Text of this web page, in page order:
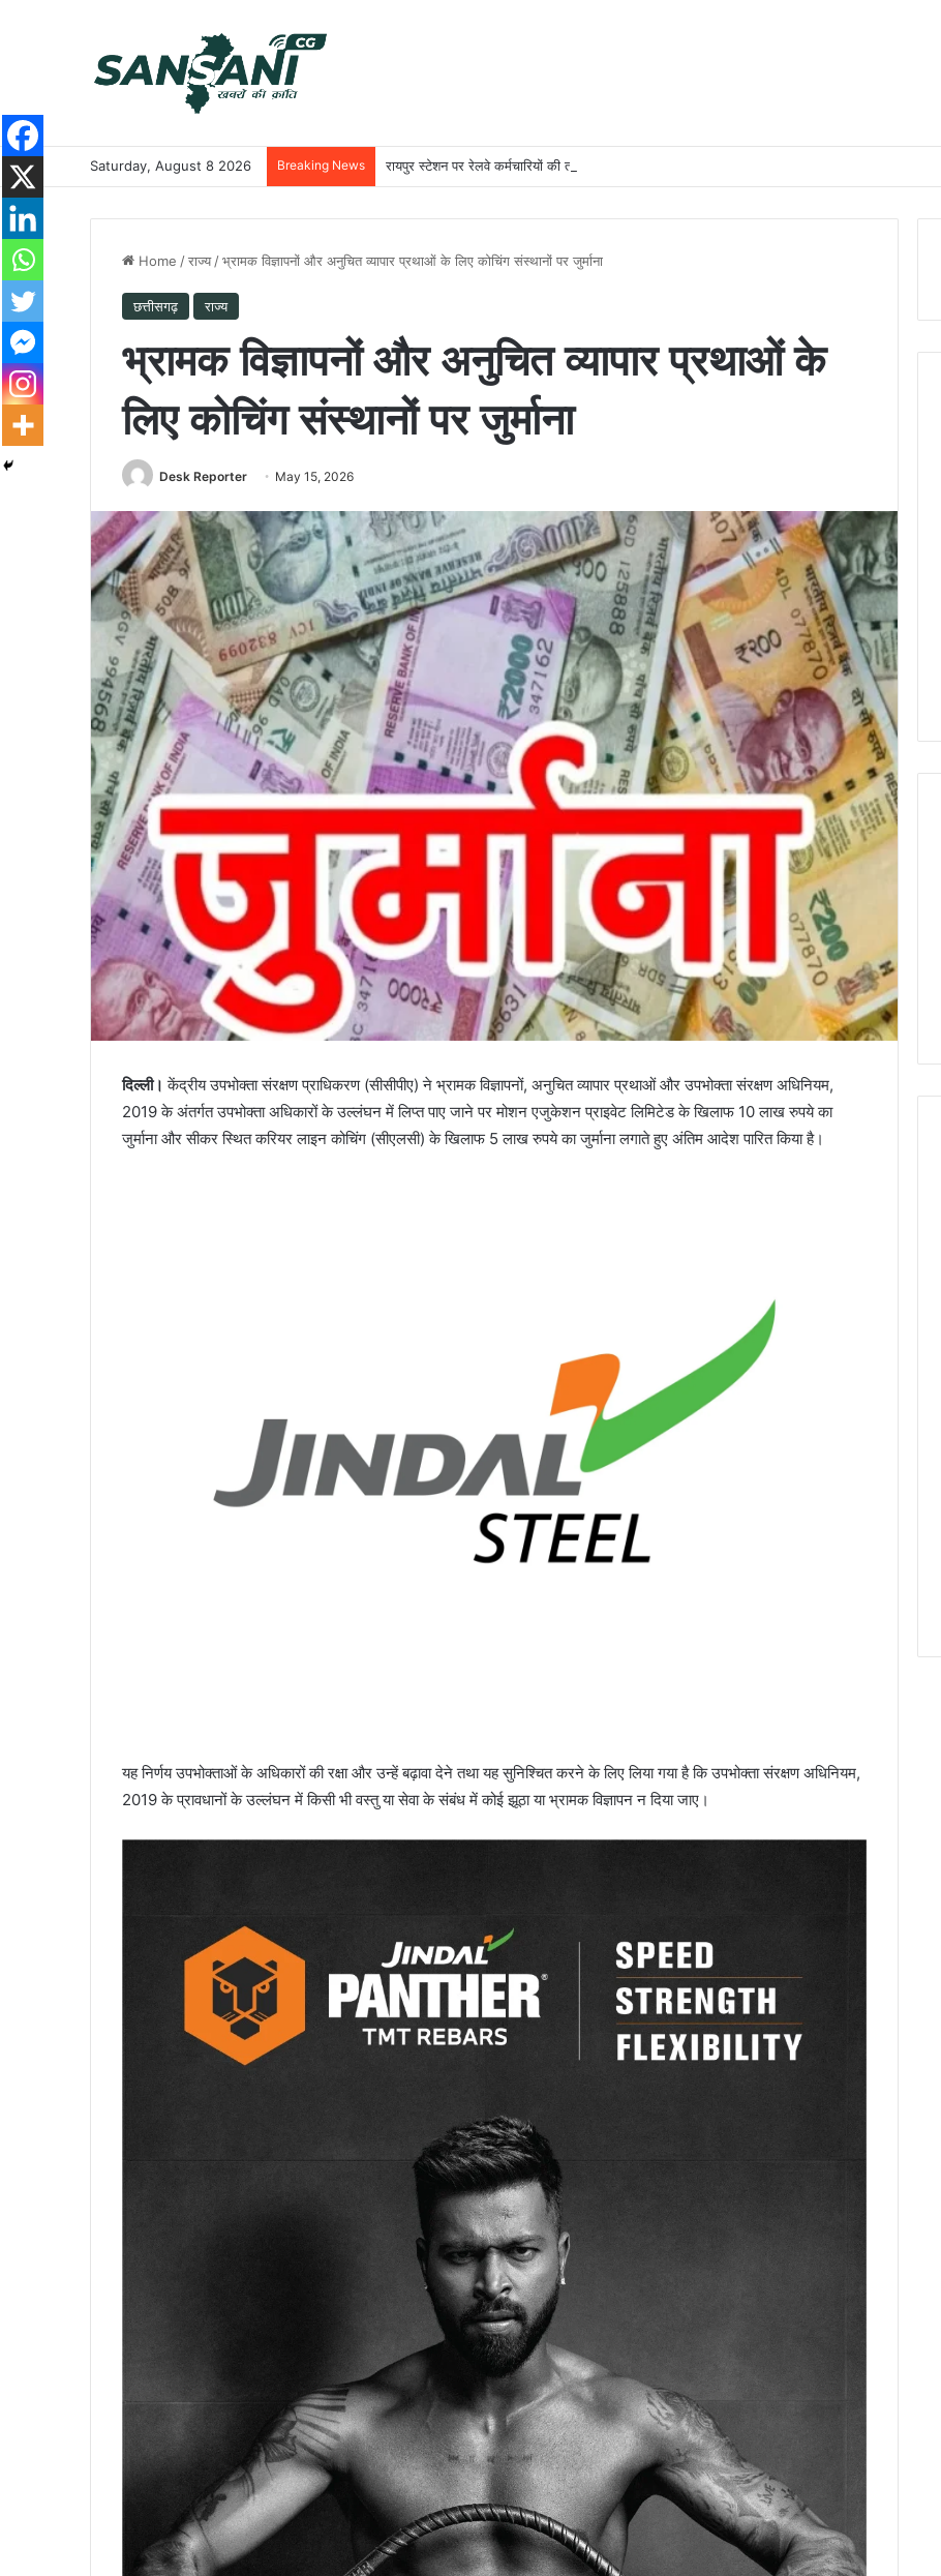
Saturday, August 8 2026 Breaking News रायपुर स्टेशन पर रेलवे कर्मचारियों की तत्परता से यात्री को मिला समय पर उपचार
Home /राज्य /भ्रामक विज्ञापनों और अनुचित व्यापार प्रथाओं के लिए कोचिंग संस्थानों पर जुर्माना
छत्तीसगढ़ राज्य
भ्रामक विज्ञापनों और अनुचित व्यापार प्रथाओं के
लिए कोचिंग संस्थानों पर जुर्माना
Desk Reporter May 15, 2026
दिल्ली। केंद्रीय उपभोक्ता संरक्षण प्राधिकरण (सीसीपीए) ने भ्रामक विज्ञापनों, अनुचित व्यापार प्रथाओं और उपभोक्ता संरक्षण अधिनियम,
2019 के अंतर्गत उपभोक्ता अधिकारों के उल्लंघन में लिप्त पाए जाने पर मोशन एजुकेशन प्राइवेट लिमिटेड के खिलाफ 10 लाख रुपये का
जुर्माना और सीकर स्थित करियर लाइन कोचिंग (सीएलसी) के खिलाफ 5 लाख रुपये का जुर्माना लगाते हुए अंतिम आदेश पारित किया है।
यह निर्णय उपभोक्ताओं के अधिकारों की रक्षा और उन्हें बढ़ावा देने तथा यह सुनिश्चित करने के लिए लिया गया है कि उपभोक्ता संरक्षण अधिनियम,
2019 के प्रावधानों के उल्लंघन में किसी भी वस्तु या सेवा के संबंध में कोई झूठा या भ्रामक विज्ञापन न दिया जाए।